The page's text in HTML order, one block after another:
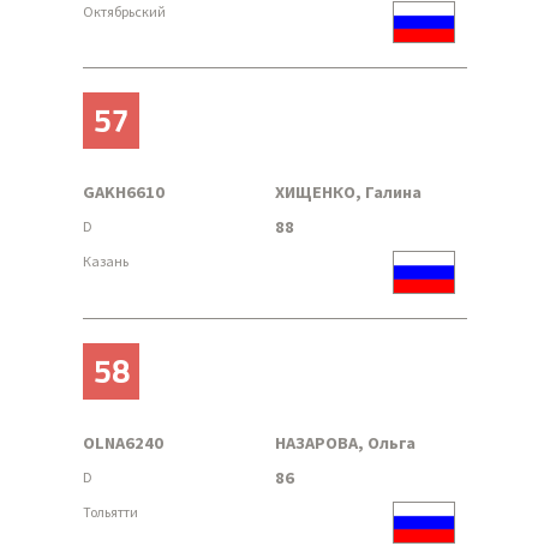
Октябрьский
57
GAKH6610 ХИЩЕНКО, Галина
D 88
Казань
58
OLNA6240 НАЗАРОВА, Ольга
D 86
Тольятти